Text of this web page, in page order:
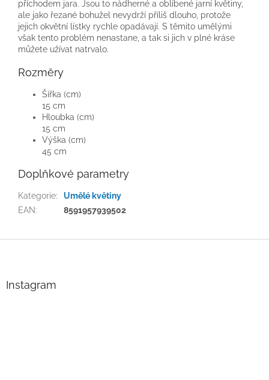
příchodem jara. Jsou to nádherné a oblíbené jarní květiny,
ale jako řezané bohužel nevydrží příliš dlouho, protože
jejich okvětní lístky rychle opadávají. S těmito umělými
však tento problém nenastane, a tak si jich v plné kráse
můžete užívat natrvalo.
Rozměry
Šířka (cm)
15 cm
Hloubka (cm)
15 cm
Výška (cm)
45 cm
Doplňkové parametry
Kategorie:
Umělé květiny
EAN: 8591957939502
Instagram